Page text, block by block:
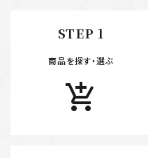
STEP 1
商品を探す・選ぶ
add_shopping_cart